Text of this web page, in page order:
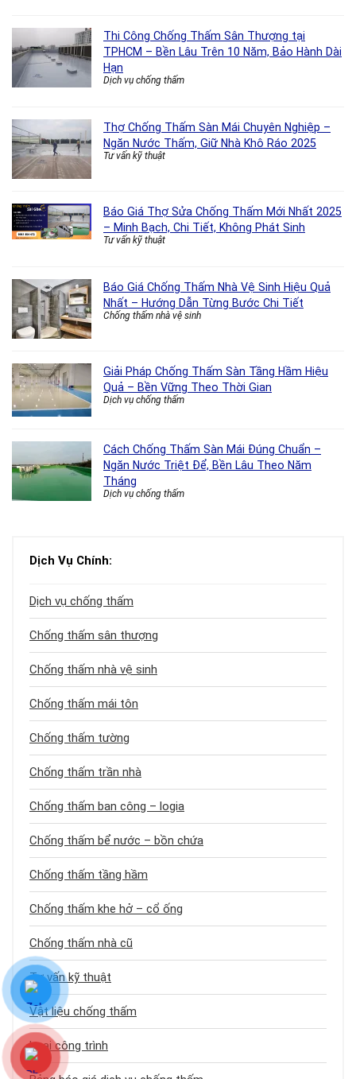
Thi Công Chống Thấm Sân Thượng tại
TPHCM – Bền Lâu Trên 10 Năm, Bảo Hành Dài
Hạn
Dịch vụ chống thấm
Thợ Chống Thấm Sàn Mái Chuyên Nghiệp –
Ngăn Nước Thấm, Giữ Nhà Khô Ráo 2025
Tư vấn kỹ thuật
Báo Giá Thợ Sửa Chống Thấm Mới Nhất 2025
– Minh Bạch, Chi Tiết, Không Phát Sinh
Tư vấn kỹ thuật
Báo Giá Chống Thấm Nhà Vệ Sinh Hiệu Quả
Nhất – Hướng Dẫn Từng Bước Chi Tiết
Chống thấm nhà vệ sinh
Giải Pháp Chống Thấm Sàn Tầng Hầm Hiệu
Quả – Bền Vững Theo Thời Gian
Dịch vụ chống thấm
Cách Chống Thấm Sàn Mái Đúng Chuẩn –
Ngăn Nước Triệt Để, Bền Lâu Theo Năm
Tháng
Dịch vụ chống thấm
Dịch Vụ Chính:
Dịch vụ chống thấm
Chống thấm sân thượng
Chống thấm nhà vệ sinh
Chống thấm mái tôn
Chống thấm tường
Chống thấm trần nhà
Chống thấm ban công – logia
Chống thấm bể nước – bồn chứa
Chống thấm tầng hầm
Chống thấm khe hở – cổ ống
Chống thấm nhà cũ
Tư vấn kỹ thuật
Vật liệu chống thấm
Loại công trình